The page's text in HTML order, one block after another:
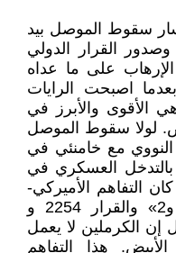
سقوط الموصل بيد
«داعش» يوم 10 حزيران 2014 وصدور القرار الدولي
الإرهاب على ما عداه
اصبحت الرايات
الأقوى والأبرز في
لولا سقوط الموصل
النووي مع خامنئي في
لبوتين بالتدخل العسكري في
أيلول 2015، وقد كان التفاهم الأميركي-
الروسي في محطات «فيينا 1 و2» والقرار 2254 و
للقول إن الكرملين لا يعمل
هذا التفاهم